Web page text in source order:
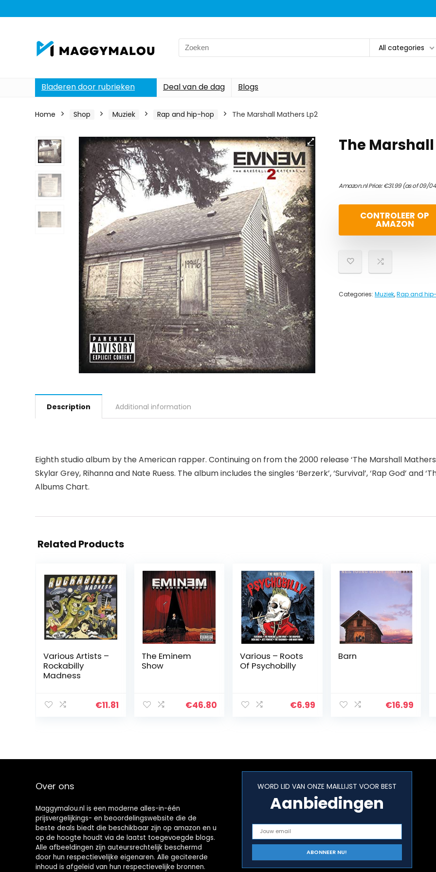
Search
for:
All categories
Bladeren door rubrieken Deal van de dag Blogs
Home Shop Muziek Rap and hip-hop The Marshall Mathers Lp2
The
Amazon.nl Price:€31.99(as of 09/
CONTROLEER OP
AMAZON
Categories: Muziek,Rap and
Description Additional information
Eighth studio album by the American rapper. Continuing on from the 2000 release ‘The Marshall
Skylar Grey, Rihanna and Nate Ruess. The album includes the singles ‘Berzerk’, ‘Survival’, ‘Rap God’ and
Albums Chart.
Related Products
Various Artists –
Rockabilly
Madness
€11.81
The Eminem
Show
€46.80
Various – Roots
Of Psychobilly
€6.99
Barn
€16.99
Over ons
Maggymalou.nl is een moderne alles-in-één
prijsvergelijkings- en beoordelingswebsite die de
beste deals biedt die beschikbaar zijn op amazon en u
op de hoogte houdt via de laatst toegevoegde blogs.
Alle afbeeldingen zijn auteursrechtelijk beschermd
door hun respectievelijke eigenaren. Alle geciteerde
inhoud is afgeleid van hun respectievelijke bronnen.
WORD LID VAN ONZE MAILLIJST VOOR BEST
Aanbiedingen